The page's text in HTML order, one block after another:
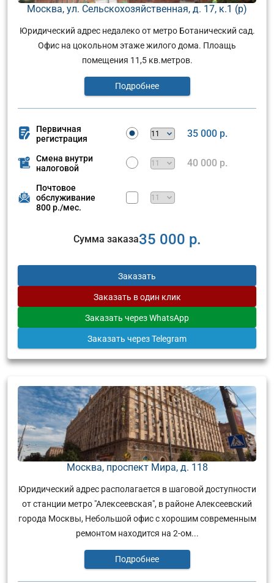
Москва, ул. Сельскохозяйственная, д. 17, к.1 (р)
Юридический адрес недалеко от метро Ботанический сад.
Офис на цокольном этаже жилого дома. Плоащь
помещения 11,5 кв.метров.
Подробнее
Первичная
регистрация
35 000 р.
Смена внутри
налоговой
40 000 р.
Почтовое
обслуживание
800 р./мес.
Сумма заказа35 000 р.
Заказать
Заказать в один клик
Заказать через WhatsApp
Заказать через Telegram
Москва, проспект Мира, д. 118
Юридический адрес располагается в шаговой доступности
от станции метро "Алексеевская", в районе Алексеевский
города Москвы, Небольшой офис с хорошим современным
ремонтом находится на 2-ом...
Подробнее